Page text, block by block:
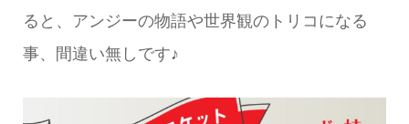
ると、アンジーの物語や世界観のトリコになる
事、間違い無しです♪